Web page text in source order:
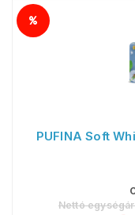
PUFINA Soft
Nettó